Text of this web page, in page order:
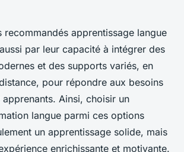
recommandés apprentissage langue
par leur capacité à intégrer des
et des supports variés, en
pour répondre aux besoins
Ainsi, choisir un
langue parmi ces options
un apprentissage solide, mais
enrichissante et motivante.